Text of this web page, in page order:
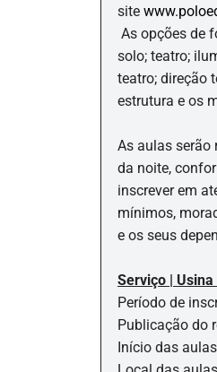
site
As opções de
solo; teatro;
teatro; direção
estrutura e os
As aulas serão
da noite,
inscrever em
mínimos,
e os seus
Serviço |
Período de
Publicação do
Início das